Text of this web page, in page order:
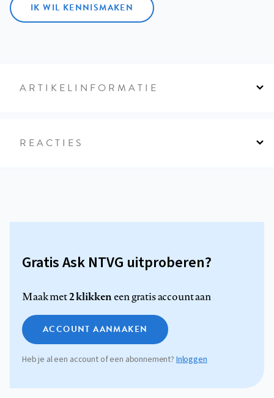
IK WIL KENNISMAKEN
ARTIKELINFORMATIE
REACTIES
Gratis Ask NTVG uitproberen?
Maak met2 klikkeneen gratis account aan
ACCOUNT AANMAKEN
Heb je al een account of een abonnement?Inloggen